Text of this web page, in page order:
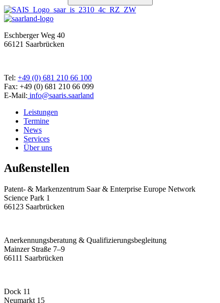
Eschberger Weg 40
66121 Saarbrücken
Tel: +49 (0) 681 210 66 100
Fax: +49 (0) 681 210 66 099
E-Mail: info@saaris.saarland
Leistungen
Termine
News
Services
Über uns
Außenstellen
Patent- & Markenzentrum Saar & Enterprise Europe Network
Science Park 1
66123 Saarbrücken
Anerkennungsberatung & Qualifizierungsbegleitung
Mainzer Straße 7–9
66111 Saarbrücken
Dock 11
Neumarkt 15